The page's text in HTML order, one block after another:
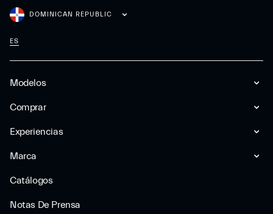
Modelos
Comprar
Experiencias
Marca
Catálogos
Notas De Prensa
DOMINICAN REPUBLIC
ES